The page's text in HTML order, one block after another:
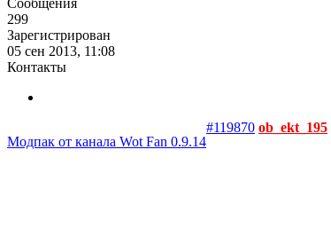
299
Зарегистрирован
05 сен 2013, 11:08
Контакты
Модпак от канала Wot Fan 0.9.14
#119870 ob_ekt_195